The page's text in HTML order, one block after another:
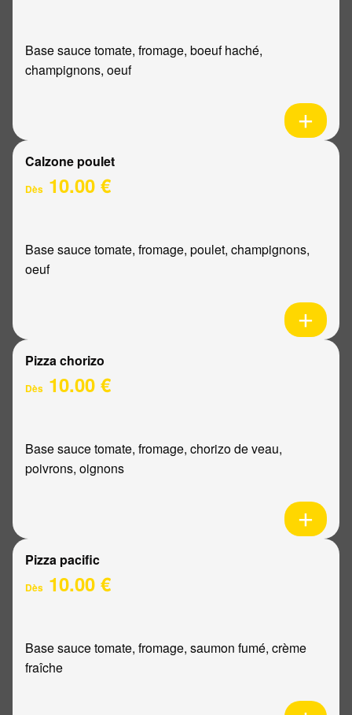
Base sauce tomate, fromage, boeuf haché,
champignons, oeuf
Calzone poulet
Dès 10.00 €
Base sauce tomate, fromage, poulet, champignons,
oeuf
Pizza chorizo
Dès 10.00 €
Base sauce tomate, fromage, chorizo de veau,
poivrons, oignons
Pizza pacific
Dès 10.00 €
Base sauce tomate, fromage, saumon fumé, crème
fraîche